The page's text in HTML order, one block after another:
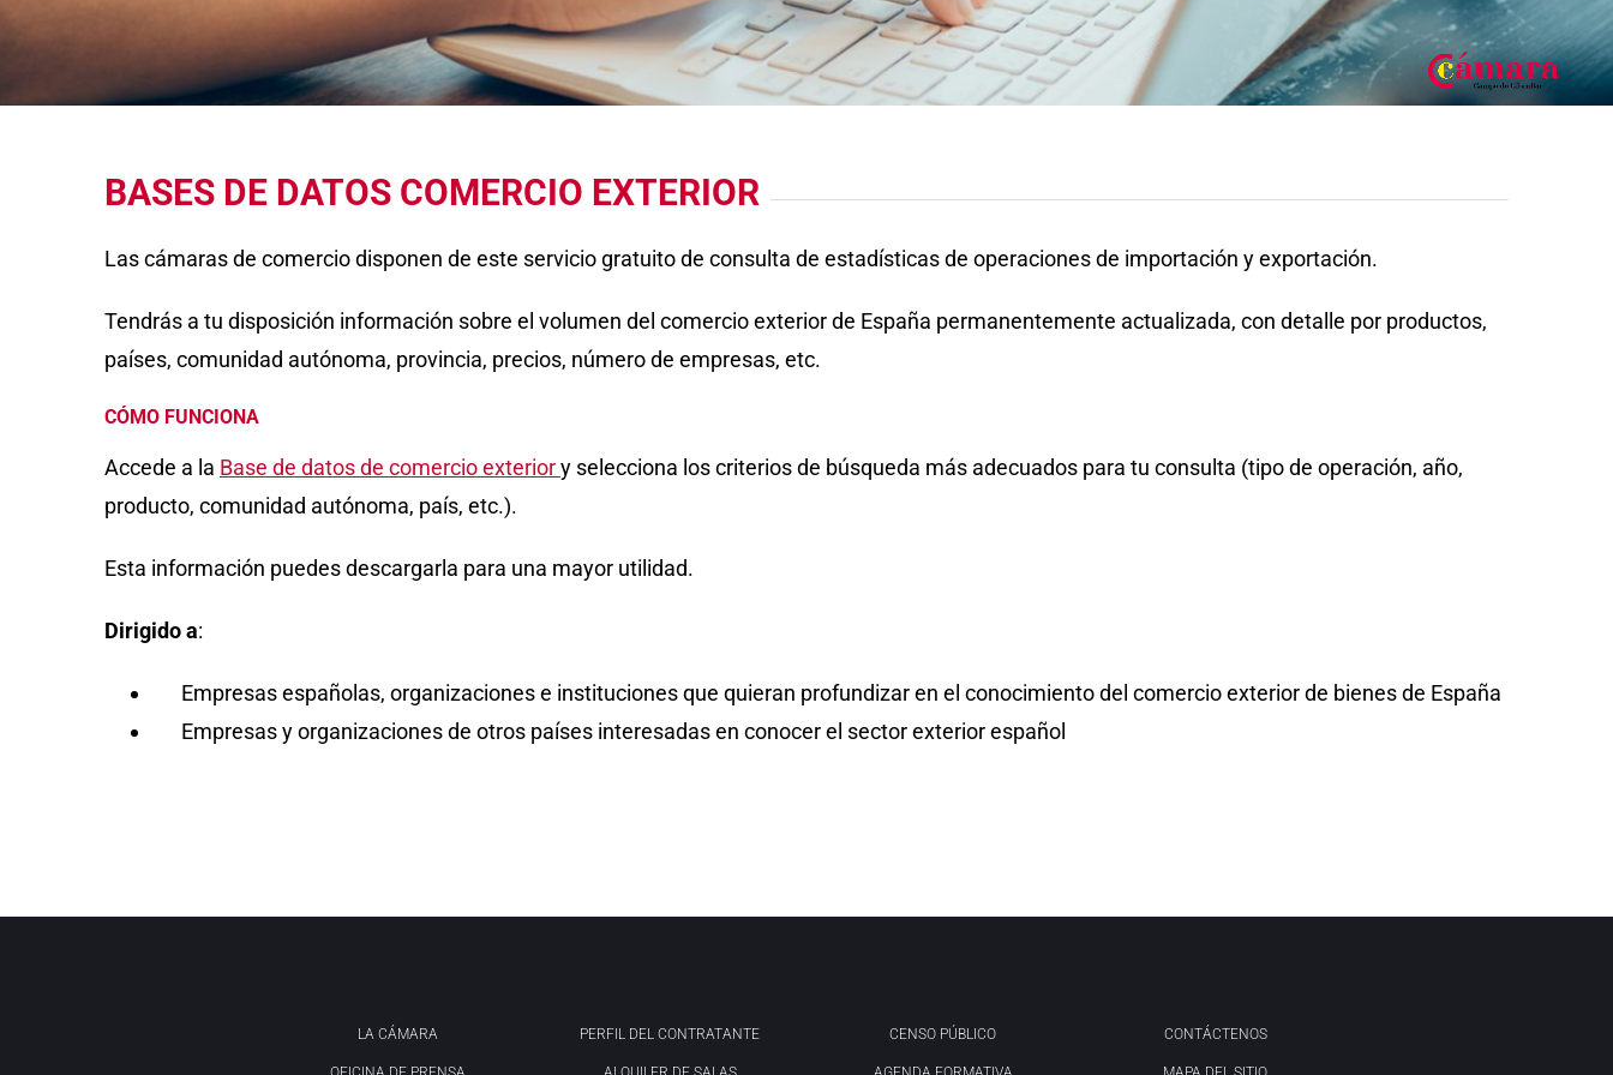
BASES DE DATOS COMERCIO EXTERIOR
Las cámaras de comercio disponen de este servicio gratuito de consulta de estadísticas de operaciones de importación y exportación.
Tendrás a tu disposición información sobre el volumen del comercio exterior de España permanentemente actualizada, con detalle por productos,
países, comunidad autónoma, provincia, precios, número de empresas, etc.
CÓMO FUNCIONA
Accede a la Base de datos de comercio exteriory selecciona los criterios de búsqueda más adecuados para tu consulta (tipo de operación, año,
producto, comunidad autónoma, país, etc.).
Esta información puedes descargarla para una mayor utilidad.
Dirigido a:
Empresas españolas, organizaciones e instituciones que quieran profundizar en el conocimiento del comercio exterior de bienes de España
Empresas y organizaciones de otros países interesadas en conocer el sector exterior español
LA CÁMARA PERFIL DEL CONTRATANTE CENSO PÚBLICO CONTÁCTENOS